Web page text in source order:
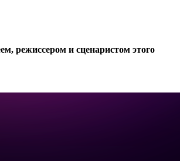
режис­се­ром и сце­на­ри­стом это­го